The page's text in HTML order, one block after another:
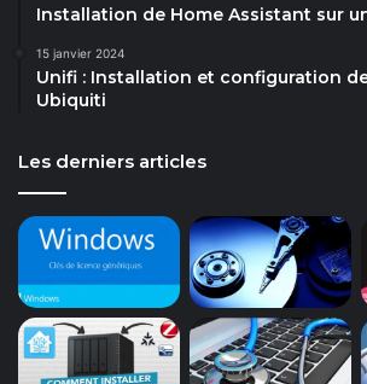
Installation de Home Assistant sur
15 janvier 2024
Unifi : Installation et configuration
Ubiquiti
Les derniers articles